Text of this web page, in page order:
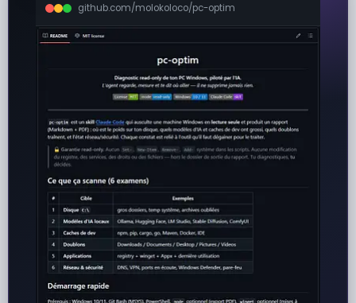
github.com/molokoloco/pc-optim